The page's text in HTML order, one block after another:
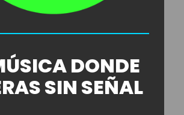
DONDE
SIN SEÑAL